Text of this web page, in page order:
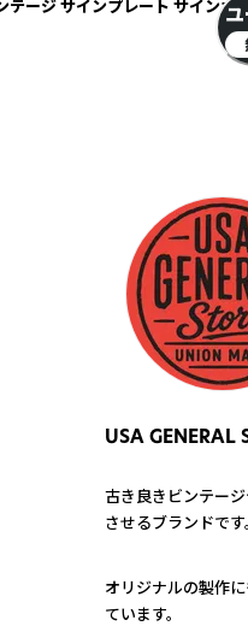
テージ サインプレート サイン
USA GENERAL
古き良きビンテー
させるブランドです。
オリジナルの製作
ています。